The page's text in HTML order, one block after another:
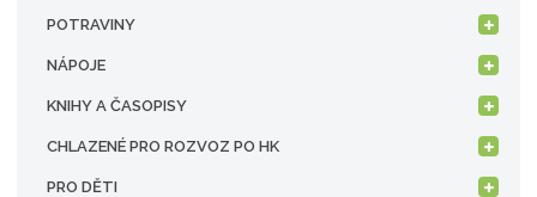
POTRAVINY
NÁPOJE
KNIHY A ČASOPISY
CHLAZENÉ PRO ROZVOZ PO HK
PRO DĚTI